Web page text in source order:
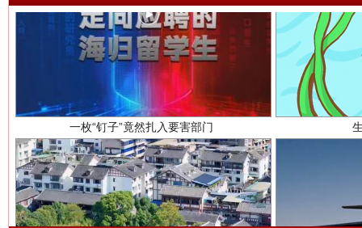
中国检察新闻网.
中国医药新闻网.
中国企业新闻网.
一枚“钉子”竟然扎入要害部门